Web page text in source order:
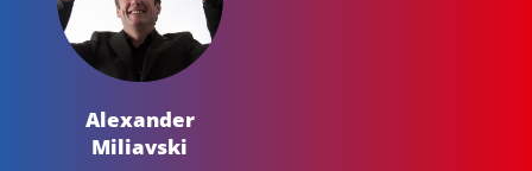
Alexander
Miliavski